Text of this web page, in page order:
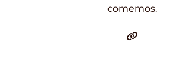
comemos.